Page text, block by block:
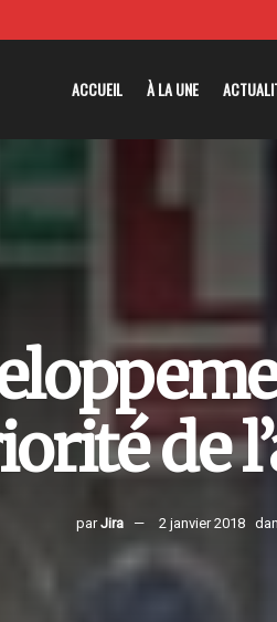
ACCUEIL À LA UNE
de
par Jira 2 janvier 2018